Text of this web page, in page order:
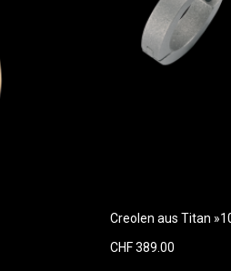
Creolen aus Titan
CHF 389.00